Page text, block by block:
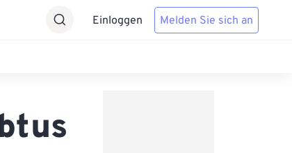
Einloggen Melden Sie sich an